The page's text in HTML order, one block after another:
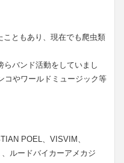
こともあり、現在でも爬虫類
らバンド活動をしていまし
コやワールドミュージック等
POEL、VISVIM、
ルードバイカーアメカジ